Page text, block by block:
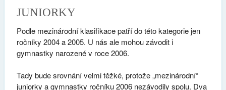
JUNIORKY
Podle mezinárodní klasifikace patří do této kategorie jen
ročníky 2004 a 2005. U nás ale mohou závodit i
gymnastky narozené v roce 2006.
Tady bude srovnání velmi těžké, protože „mezinárodní“
juniorky a gymnastky ročníku 2006 nezávodily spolu. Dva